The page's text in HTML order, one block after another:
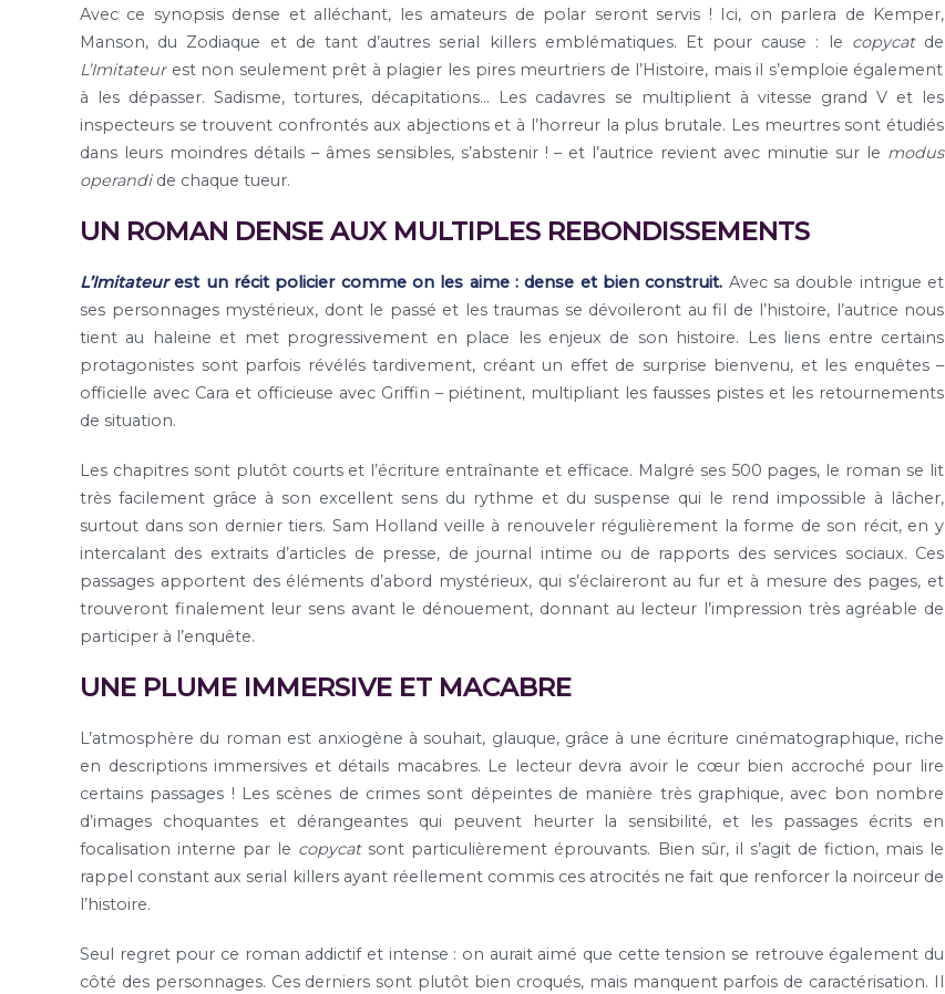
Avec ce synopsis dense et alléchant, les amateurs de polar seront servis ! Ici, on parlera de Kemper,
Manson, du Zodiaque et de tant d’autres serial killers emblématiques. Et pour cause : le copycatde
L’Imitateur est non seulement prêt à plagier les pires meurtriers de l’Histoire, mais il s’emploie également
à les dépasser. Sadisme, tortures, décapitations… Les cadavres se multiplient à vitesse grand V et les
inspecteurs se trouvent confrontés aux abjections et à l’horreur la plus brutale. Les meurtres sont étudiés
dans leurs moindres détails – âmes sensibles, s’abstenir ! – et l’autrice revient avec minutie sur le modus
operandide chaque tueur.
UN ROMAN DENSE AUX MULTIPLES REBONDISSEMENTS
L’Imitateurest un récit policier comme on les aime : dense et bien construit. Avec sa double intrigue et
ses personnages mystérieux, dont le passé et les traumas se dévoileront au fil de l’histoire, l’autrice nous
tient au haleine et met progressivement en place les enjeux de son histoire. Les liens entre certains
protagonistes sont parfois révélés tardivement, créant un effet de surprise bienvenu, et les enquêtes –
officielle avec Cara et officieuse avec Griffin – piétinent, multipliant les fausses pistes et les retournements
de situation.
Les chapitres sont plutôt courts et l’écriture entraînante et efficace. Malgré ses 500 pages, le roman se lit
très facilement grâce à son excellent sens du rythme et du suspense qui le rend impossible à lâcher,
surtout dans son dernier tiers. Sam Holland veille à renouveler régulièrement la forme de son récit, en y
intercalant des extraits d’articles de presse, de journal intime ou de rapports des services sociaux. Ces
passages apportent des éléments d’abord mystérieux, qui s’éclaireront au fur et à mesure des pages, et
trouveront finalement leur sens avant le dénouement, donnant au lecteur l’impression très agréable de
participer à l’enquête.
UNE PLUME IMMERSIVE ET MACABRE
L’atmosphère du roman est anxiogène à souhait, glauque, grâce à une écriture cinématographique, riche
en descriptions immersives et détails macabres. Le lecteur devra avoir le cœur bien accroché pour lire
certains passages ! Les scènes de crimes sont dépeintes de manière très graphique, avec bon nombre
d’images choquantes et dérangeantes qui peuvent heurter la sensibilité, et les passages écrits en
focalisation interne par le copycatsont particulièrement éprouvants. Bien sûr, il s’agit de fiction, mais le
rappel constant aux serial killers ayant réellement commis ces atrocités ne fait que renforcer la noirceur de
l’histoire.
Seul regret pour ce roman addictif et intense : on aurait aimé que cette tension se retrouve également du
côté des personnages. Ces derniers sont plutôt bien croqués, mais manquent parfois de caractérisation. Il